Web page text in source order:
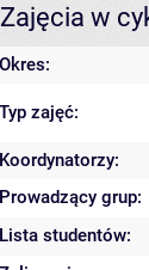
Zajęcia w
Okres:
Typ zajęć:
Koordynatorzy:
Prowadzący grup:
Lista studentów: